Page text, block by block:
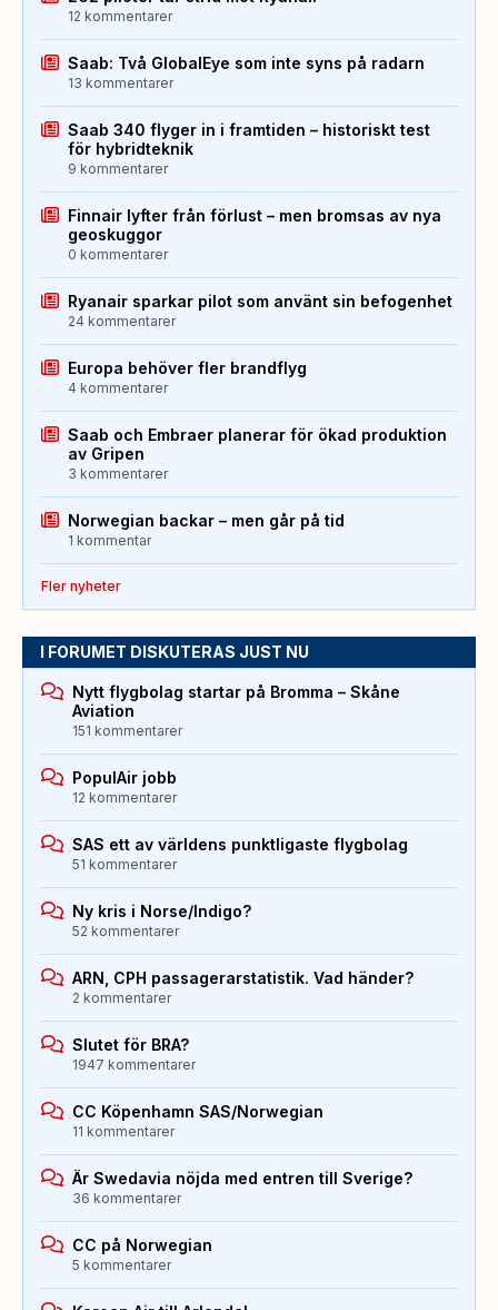
12 kommentarer
Saab: Två GlobalEye som inte syns på radarn
13 kommentarer
Saab 340 flyger in i framtiden – historiskt test
för hybridteknik
9 kommentarer
Finnair lyfter från förlust – men bromsas av nya
geoskuggor
0 kommentarer
Ryanair sparkar pilot som använt sin befogenhet
24 kommentarer
Europa behöver fler brandflyg
4 kommentarer
Saab och Embraer planerar för ökad produktion
av Gripen
3 kommentarer
Norwegian backar – men går på tid
1 kommentar
Fler nyheter
I FORUMET DISKUTERAS JUST NU
Nytt flygbolag startar på Bromma – Skåne
Aviation
151 kommentarer
PopulAir jobb
12 kommentarer
SAS ett av världens punktligaste flygbolag
51 kommentarer
Ny kris i Norse/Indigo?
52 kommentarer
ARN, CPH passagerarstatistik. Vad händer?
2 kommentarer
Slutet för BRA?
1947 kommentarer
CC Köpenhamn SAS/Norwegian
11 kommentarer
Är Swedavia nöjda med entren till Sverige?
36 kommentarer
CC på Norwegian
5 kommentarer